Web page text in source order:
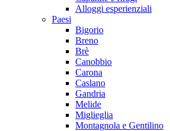
Alloggi esperienziali
Paesi
Bigorio
Breno
Brè
Canobbio
Carona
Caslano
Gandria
Melide
Miglieglia
Montagnola e Gentilino